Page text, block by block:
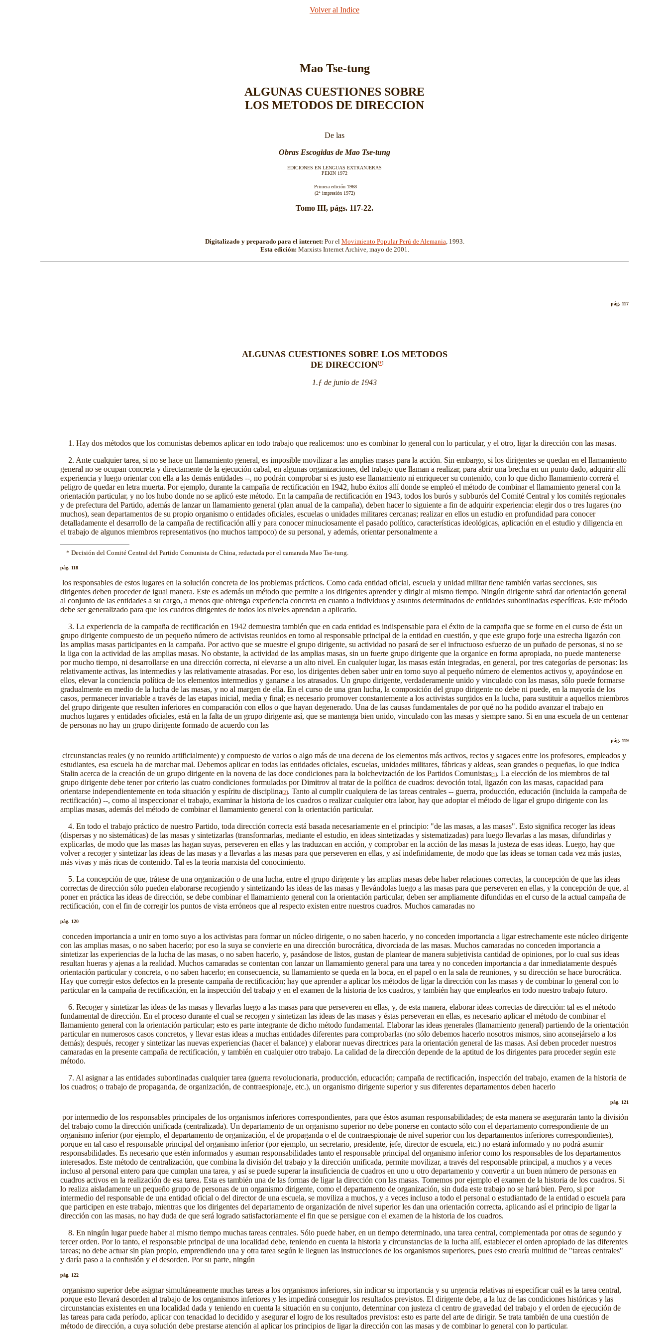
Volver al Indice
Mao Tse-tung
ALGUNAS CUESTIONES SOBRE
LOS METODOS DE DIRECCION
De las
Obras Escogidas de Mao Tse-tung
EDICIONES EN LENGUAS EXTRANJERAS
PEKIN 1972
Primera edición 1968
(2aimpresión 1972)
Tomo III, págs. 117-22.
Digitalizado y preparado para el internet: Por el Movimiento Popular Perú de Alemania, 1993.
Esta edición: Marxists Internet Archive, mayo de 2001.
pág. 117
ALGUNAS CUESTIONES SOBRE LOS METODOS
DE DIRECCION[*]
1.ƒ de junio de 1943
1. Hay dos métodos que los comunistas debemos aplicar en todo trabajo que realicemos: uno es combinar lo general con lo particular, y el otro, ligar la dirección con las masas.
2. Ante cualquier tarea, si no se hace un llamamiento general, es imposible movilizar a las amplias masas para la acción. Sin embargo, si los dirigentes se quedan en el llamamiento
general no se ocupan concreta y directamente de la ejecución cabal, en algunas organizaciones, del trabajo que llaman a realizar, para abrir una brecha en un punto dado, adquirir allí
experiencia y luego orientar con ella a las demás entidades --, no podrán comprobar si es justo ese llamamiento ni enriquecer su contenido, con lo que dicho llamamiento correrá el
peligro de quedar en letra muerta. Por ejemplo, durante la campaña de rectificación en 1942, hubo éxitos allí donde se empleó el método de combinar el llamamiento general con la
orientación particular, y no los hubo donde no se aplicó este método. En la campaña de rectificación en 1943, todos los burós y subburós del Comité Central y los comités regionales
y de prefectura del Partido, además de lanzar un llamamiento general (plan anual de la campaña), deben hacer lo siguiente a fin de adquirir experiencia: elegir dos o tres lugares (no
muchos), sean departamentos de su propio organismo o entidades oficiales, escuelas o unidades militares cercanas; realizar en ellos un estudio en profundidad para conocer
detalladamente el desarrollo de la campaña de rectificación allí y para conocer minuciosamente el pasado político, características ideológicas, aplicación en el estudio y diligencia en
el trabajo de algunos miembros representativos (no muchos tampoco) de su personal, y además, orientar personalmente a
* Decisión del Comité Central del Partido Comunista de China, redactada por el camarada Mao Tse-tung.
pág. 118
los responsables de estos lugares en la solución concreta de los problemas prácticos. Como cada entidad oficial, escuela y unidad militar tiene también varias secciones, sus
dirigentes deben proceder de igual manera. Este es además un método que permite a los dirigentes aprender y dirigir al mismo tiempo. Ningún dirigente sabrá dar orientación general
al conjunto de las entidades a su cargo, a menos que obtenga experiencia concreta en cuanto a individuos y asuntos determinados de entidades subordinadas específicas. Este método
debe ser generalizado para que los cuadros dirigentes de todos los niveles aprendan a aplicarlo.
3. La experiencia de la campaña de rectificación en 1942 demuestra también que en cada entidad es indispensable para el éxito de la campaña que se forme en el curso de ésta un
grupo dirigente compuesto de un pequeño número de activistas reunidos en torno al responsable principal de la entidad en cuestión, y que este grupo forje una estrecha ligazón con
las amplias masas participantes en la campaña. Por activo que se muestre el grupo dirigente, su actividad no pasará de ser el infructuoso esfuerzo de un puñado de personas, si no se
la liga con la actividad de las amplias masas. No obstante, la actividad de las amplias masas, sin un fuerte grupo dirigente que la organice en forma apropiada, no puede mantenerse
por mucho tiempo, ni desarrollarse en una dirección correcta, ni elevarse a un alto nivel. En cualquier lugar, las masas están integradas, en general, por tres categorías de personas: las
relativamente activas, las intermedias y las relativamente atrasadas. Por eso, los dirigentes deben saber unir en torno suyo al pequeño número de elementos activos y, apoyándose en
ellos, elevar la conciencia política de los elementos intermedios y ganarse a los atrasados. Un grupo dirigente, verdaderamente unido y vinculado con las masas, sólo puede formarse
gradualmente en medio de la lucha de las masas, y no al margen de ella. En el curso de una gran lucha, la composición del grupo dirigente no debe ni puede, en la mayoría de los
casos, permanecer invariable a través de las etapas inicial, media y final; es necesario promover constantemente a los activistas surgidos en la lucha, para sustituir a aquellos miembros
del grupo dirigente que resulten inferiores en comparación con ellos o que hayan degenerado. Una de las causas fundamentales de por qué no ha podido avanzar el trabajo en
muchos lugares y entidades oficiales, está en la falta de un grupo dirigente así, que se mantenga bien unido, vinculado con las masas y siempre sano. Si en una escuela de un centenar
de personas no hay un grupo dirigente formado de acuerdo con las
pág. 119
circunstancias reales (y no reunido artificialmente) y compuesto de varios o algo más de una decena de los elementos más activos, rectos y sagaces entre los profesores, empleados y
estudiantes, esa escuela ha de marchar mal. Debemos aplicar en todas las entidades oficiales, escuelas, unidades militares, fábricas y aldeas, sean grandes o pequeñas, lo que indica
Stalin acerca de la creación de un grupo dirigente en la novena de las doce condiciones para la bolchevización de los Partidos Comunistas[1]. La elección de los miembros de tal
grupo dirigente debe tener por criterio las cuatro condiciones formuladas por Dimitrov al tratar de la política de cuadros: devoción total, ligazón con las masas, capacidad para
orientarse independientemente en toda situación y espíritu de disciplina[2]. Tanto al cumplir cualquiera de las tareas centrales -- guerra, producción, educación (incluida la campaña de
rectificación) --, como al inspeccionar el trabajo, examinar la historia de los cuadros o realizar cualquier otra labor, hay que adoptar el método de ligar el grupo dirigente con las
amplias masas, además del método de combinar el llamamiento general con la orientación particular.
4. En todo el trabajo práctico de nuestro Partido, toda dirección correcta está basada necesariamente en el principio: "de las masas, a las masas". Esto significa recoger las ideas
(dispersas y no sistemáticas) de las masas y sintetizarlas (transformarlas, mediante el estudio, en ideas sintetizadas y sistematizadas) para luego llevarlas a las masas, difundirlas y
explicarlas, de modo que las masas las hagan suyas, perseveren en ellas y las traduzcan en acción, y comprobar en la acción de las masas la justeza de esas ideas. Luego, hay que
volver a recoger y sintetizar las ideas de las masas y a llevarlas a las masas para que perseveren en ellas, y así indefinidamente, de modo que las ideas se tornan cada vez más justas,
más vivas y más ricas de contenido. Tal es la teoría marxista del conocimiento.
5. La concepción de que, trátese de una organización o de una lucha, entre el grupo dirigente y las amplias masas debe haber relaciones correctas, la concepción de que las ideas
correctas de dirección sólo pueden elaborarse recogiendo y sintetizando las ideas de las masas y llevándolas luego a las masas para que perseveren en ellas, y la concepción de que, al
poner en práctica las ideas de dirección, se debe combinar el llamamiento general con la orientación particular, deben ser ampliamente difundidas en el curso de la actual campaña de
rectificación, con el fin de corregir los puntos de vista erróneos que al respecto existen entre nuestros cuadros. Muchos camaradas no
pág. 120
conceden importancia a unir en torno suyo a los activistas para formar un núcleo dirigente, o no saben hacerlo, y no conceden importancia a ligar estrechamente este núcleo dirigente
con las amplias masas, o no saben hacerlo; por eso la suya se convierte en una dirección burocrática, divorciada de las masas. Muchos camaradas no conceden importancia a
sintetizar las experiencias de la lucha de las masas, o no saben hacerlo, y, pasándose de listos, gustan de plantear de manera subjetivista cantidad de opiniones, por lo cual sus ideas
resultan hueras y ajenas a la realidad. Muchos camaradas se contentan con lanzar un llamamiento general para una tarea y no conceden importancia a dar inmediatamente después
orientación particular y concreta, o no saben hacerlo; en consecuencia, su llamamiento se queda en la boca, en el papel o en la sala de reuniones, y su dirección se hace burocrática.
Hay que corregir estos defectos en la presente campaña de rectificación; hay que aprender a aplicar los métodos de ligar la dirección con las masas y de combinar lo general con lo
particular en la campaña de rectificación, en la inspección del trabajo y en el examen de la historia de los cuadros, y también hay que emplearlos en todo nuestro trabajo futuro.
6. Recoger y sintetizar las ideas de las masas y llevarlas luego a las masas para que perseveren en ellas, y, de esta manera, elaborar ideas correctas de dirección: tal es el método
fundamental de dirección. En el proceso durante el cual se recogen y sintetizan las ideas de las masas y éstas perseveran en ellas, es necesario aplicar el método de combinar el
llamamiento general con la orientación particular; esto es parte integrante de dicho método fundamental. Elaborar las ideas generales (llamamiento general) partiendo de la orientación
particular en numerosos casos concretos, y llevar estas ideas a muchas entidades diferentes para comprobarlas (no sólo debemos hacerlo nosotros mismos, sino aconsejárselo a los
demás); después, recoger y sintetizar las nuevas experiencias (hacer el balance) y elaborar nuevas directrices para la orientación general de las masas. Así deben proceder nuestros
camaradas en la presente campaña de rectificación, y también en cualquier otro trabajo. La calidad de la dirección depende de la aptitud de los dirigentes para proceder según este
método.
7. Al asignar a las entidades subordinadas cualquier tarea (guerra revolucionaria, producción, educación; campaña de rectificación, inspección del trabajo, examen de la historia de
los cuadros; o trabajo de propaganda, de organización, de contraespionaje, etc.), un organismo dirigente superior y sus diferentes departamentos deben hacerlo
pág. 121
por intermedio de los responsables principales de los organismos inferiores correspondientes, para que éstos asuman responsabilidades; de esta manera se asegurarán tanto la división
del trabajo como la dirección unificada (centralizada). Un departamento de un organismo superior no debe ponerse en contacto sólo con el departamento correspondiente de un
organismo inferior (por ejemplo, el departamento de organización, el de propaganda o el de contraespionaje de nivel superior con los departamentos inferiores correspondientes),
porque en tal caso el responsable principal del organismo inferior (por ejemplo, un secretario, presidente, jefe, director de escuela, etc.) no estará informado y no podrá asumir
responsabilidades. Es necesario que estén informados y asuman responsabilidades tanto el responsable principal del organismo inferior como los responsables de los departamentos
interesados. Este método de centralización, que combina la división del trabajo y la dirección unificada, permite movilizar, a través del responsable principal, a muchos y a veces
incluso al personal entero para que cumplan una tarea, y así se puede superar la insuficiencia de cuadros en uno u otro departamento y convertir a un buen número de personas en
cuadros activos en la realización de esa tarea. Esta es también una de las formas de ligar la dirección con las masas. Tomemos por ejemplo el examen de la historia de los cuadros. Si
lo realiza aisladamente un pequeño grupo de personas de un organismo dirigente, como el departamento de organización, sin duda este trabajo no se hará bien. Pero, si por
intermedio del responsable de una entidad oficial o del director de una escuela, se moviliza a muchos, y a veces incluso a todo el personal o estudiantado de la entidad o escuela para
que participen en este trabajo, mientras que los dirigentes del departamento de organización de nivel superior les dan una orientación correcta, aplicando así el principio de ligar la
dirección con las masas, no hay duda de que será logrado satisfactoriamente el fin que se persigue con el examen de la historia de los cuadros.
8. En ningún lugar puede haber al mismo tiempo muchas tareas centrales. Sólo puede haber, en un tiempo determinado, una tarea central, complementada por otras de segundo y
tercer orden. Por lo tanto, el responsable principal de una localidad debe, teniendo en cuenta la historia y circunstancias de la lucha allí, establecer el orden apropiado de las diferentes
tareas; no debe actuar sin plan propio, emprendiendo una y otra tarea según le lleguen las instrucciones de los organismos superiores, pues esto crearía multitud de "tareas centrales"
y daría paso a la confusión y el desorden. Por su parte, ningún
pág. 122
organismo superior debe asignar simultáneamente muchas tareas a los organismos inferiores, sin indicar su importancia y su urgencia relativas ni especificar cuál es la tarea central,
porque esto llevará desorden al trabajo de los organismos inferiores y les impedirá conseguir los resultados previstos. El dirigente debe, a la luz de las condiciones históricas y las
circunstancias existentes en una localidad dada y teniendo en cuenta la situación en su conjunto, determinar con justeza cl centro de gravedad del trabajo y el orden de ejecución de
las tareas para cada período, aplicar con tenacidad lo decidido y asegurar el logro de los resultados previstos: esto es parte del arte de dirigir. Se trata también de una cuestión de
método de dirección, a cuya solución debe prestarse atención al aplicar los principios de ligar la dirección con las masas y de combinar lo general con lo particular.